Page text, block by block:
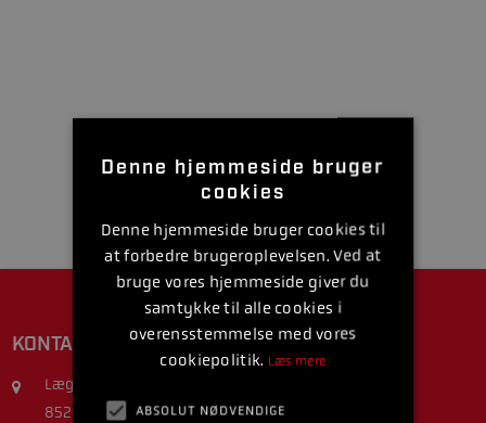
KONTAKT
Lægårdsvej 5A
8520 Lystrup
Denne hjemmeside bruger
cookies
Denne hjemmeside bruger cookies til
at forbedre brugeroplevelsen. Ved at
bruge vores hjemmeside giver du
samtykke til alle cookies i
overensstemmelse med vores
cookiepolitik. Læs mere
ABSOLUT NØDVENDIGE